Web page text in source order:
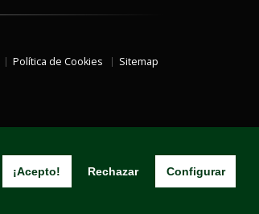
¡Acepto! Rechazar Configurar
Política de Cookies Sitemap